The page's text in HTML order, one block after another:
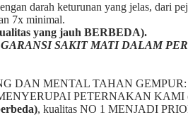
darah keturunan yang jelas, dari
7x minimal.
yang jauh BERBEDA).
GARANSI SAKIT MATI DALAM
DAN MENTAL TAHAN GEMPUR:
PETERNAKAN KAMI
, kualitas NO 1 MENJADI